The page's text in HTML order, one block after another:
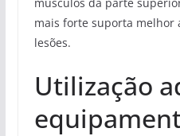
mais forte suporta melhor
lesões.
Utilização